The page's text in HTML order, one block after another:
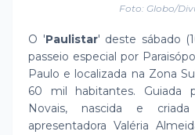
Foto: Globo/
O 'Paulistar' deste sábado
passeio especial por
Paulo e localizada na Zona
60 mil habitantes. Guiada
Novais, nascida e
apresentadora Valéria